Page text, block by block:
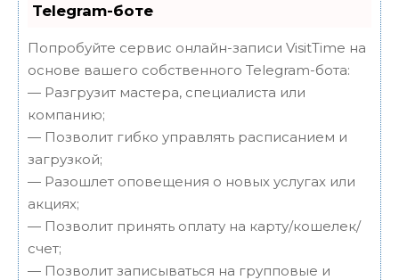
Telegram-боте
Попробуйте сервис онлайн-записи VisitTime на
основе вашего собственного Telegram-бота:
— Разгрузит мастера, специалиста или
компанию;
— Позволит гибко управлять расписанием и
загрузкой;
— Разошлет оповещения о новых услугах или
акциях;
— Позволит принять оплату на карту/кошелек/
счет;
— Позволит записываться на групповые и